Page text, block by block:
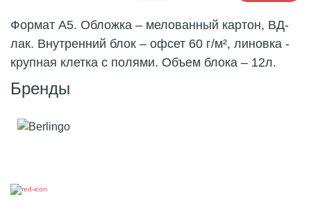
Формат А5. Обложка – мелованный картон, ВД-
лак. Внутренний блок – офсет 60 г/м², линовка -
крупная клетка с полями. Объем блока – 12л.
Бренды